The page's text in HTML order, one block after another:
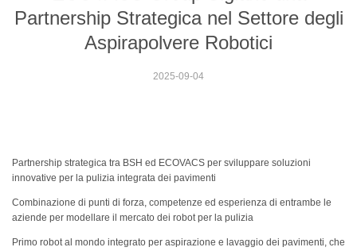
Partnership Strategica nel Settore degli
Aspirapolvere Robotici
2025-09-04
Partnership strategica tra BSH ed ECOVACS per sviluppare soluzioni
innovative per la pulizia integrata dei pavimenti
Combinazione di punti di forza, competenze ed esperienza di entrambe le
aziende per modellare il mercato dei robot per la pulizia
Primo robot al mondo integrato per aspirazione e lavaggio dei pavimenti, che